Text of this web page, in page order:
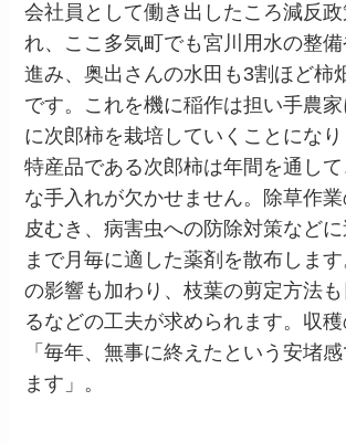
会社員として働き出したころ減反
れ、ここ多気町でも宮川用水の整
進み、奥出さんの水田も3割ほど柿
です。これを機に稲作は担い手農
に次郎柿を栽培していくことにな
特産品である次郎柿は年間を通し
な手入れが欠かせません。除草作
皮むき、病害虫への防除対策などに
まで月毎に適した薬剤を散布しま
の影響も加わり、枝葉の剪定方法
るなどの工夫が求められます。収穫
「毎年、無事に終えたという安堵
ます」。